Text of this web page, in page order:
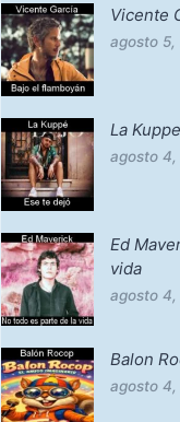
Vicente
agosto 5,
La
agosto
Ed
vida
agosto
Balon
agosto